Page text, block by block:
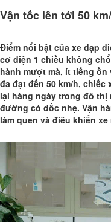
Vận tốc lên tới 50
Điểm nổi bật của xe đạp
cơ điện 1 chiều không
hành mượt mà, ít tiếng
đa đạt đến 50 km/h,
lại hàng ngày trong đô thị
đường có dốc nhẹ. Vận
làm quen và điều khiển